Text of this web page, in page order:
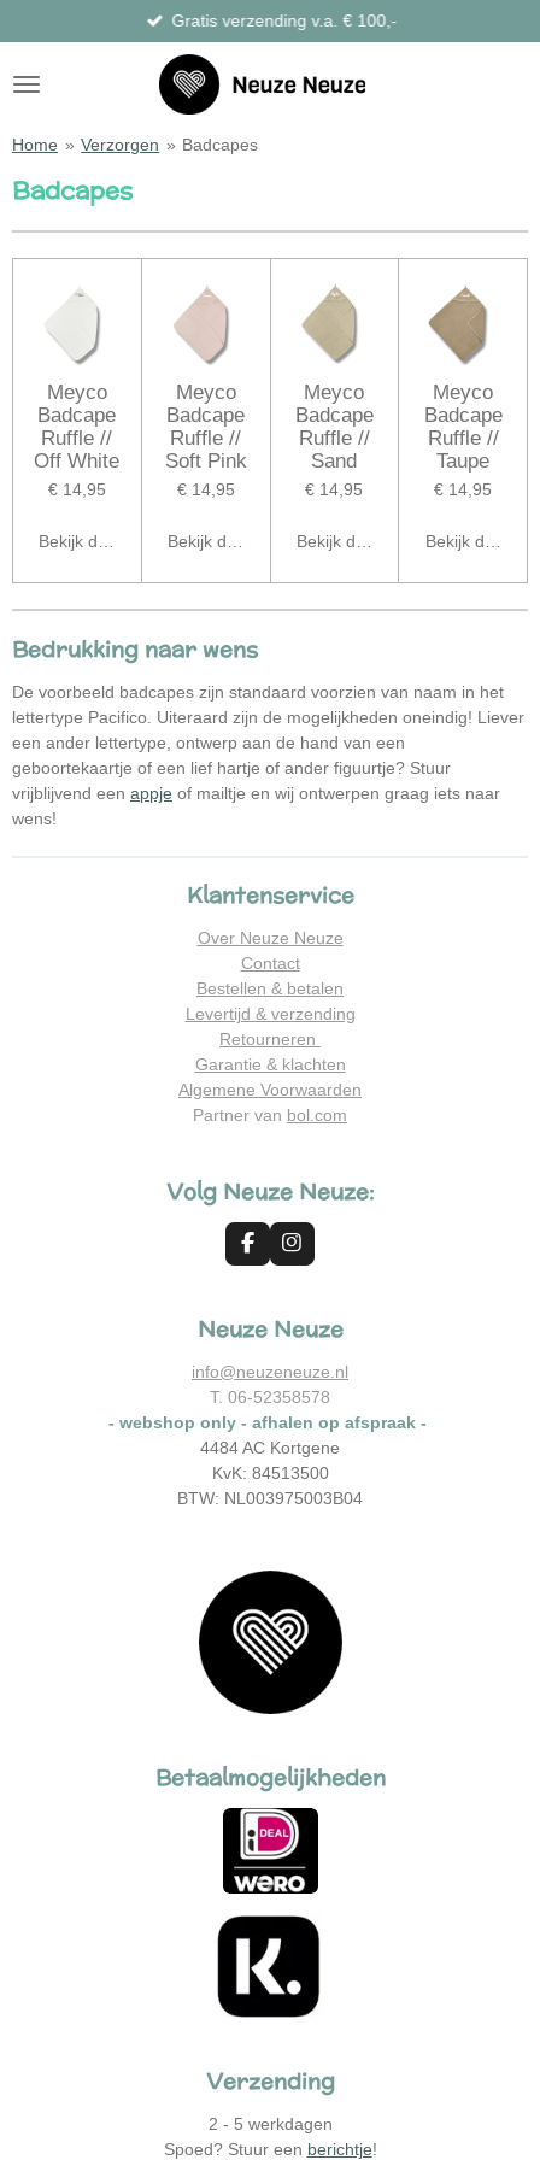
direct
naar
de
Gratis verzending v.a. € 100,-
Home » Verzorgen » Badcapes
Badcapes
Meyco
Badcape
Ruffle //
Off White
€ 14,95
Bekijk details
Meyco
Badcape
Ruffle //
Soft Pink
€ 14,95
Bekijk details
Meyco
Badcape
Ruffle //
Sand
€ 14,95
Bekijk details
Meyco
Badcape
Ruffle //
Taupe
€ 14,95
Bekijk details
Bedrukking naar wens
De voorbeeld badcapes zijn standaard voorzien van naam in het
lettertype Pacifico. Uiteraard zijn de mogelijkheden oneindig! Liever
een ander lettertype, ontwerp aan de hand van een
geboortekaartje of een lief hartje of ander figuurtje? Stuur
vrijblijvend een appje of mailtje en wij ontwerpen graag iets naar
wens!
Klantenservice
Over Neuze Neuze
Contact
Bestellen & betalen
Levertijd & verzending
Retourneren
Garantie & klachten
Algemene Voorwaarden
Partner van bol.com
Volg Neuze Neuze:
F
a
b
o
k
I
n
a
r
a
m
Neuze Neuze
info@neuzeneuze.nl
T. 06-52358578
- webshop only - afhalen op afspraak -
4484 AC Kortgene
KvK: 84513500
BTW: NL003975003B04
Betaalmogelijkheden
Verzending
2 - 5 werkdagen
Spoed? Stuur een berichtje!